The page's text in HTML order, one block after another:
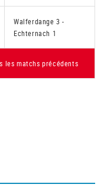
Walferdange 3-
Echternach 1
les matchs précédents